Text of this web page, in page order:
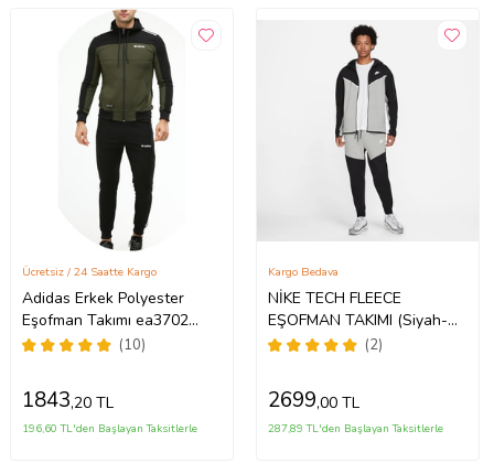
Adidas Erkek Polyester
Eşofman Takımı ea3702
(Haki)
(10)
Ücretsiz / 24 Saatte Kargo
1843,20 TL
196,60 TL'den Başlayan Taksitlerle
NİKE TECH FLEECE
EŞOFMAN TAKIMI (Siyah-
Gri)
(2)
Kargo Bedava
2699,00 TL
287,89 TL'den Başlayan Taksitlerle